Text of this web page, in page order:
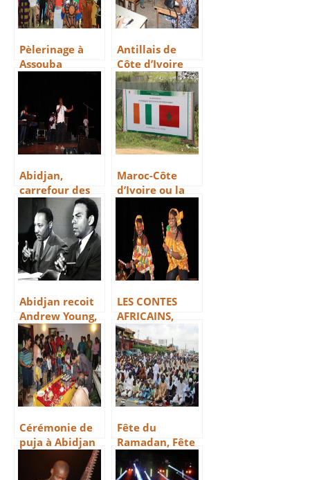
Pèlerinage à
Assouba
Antillais de
Côte d’Ivoire
Abidjan,
carrefour des
cultures
Maroc-Côte
d’Ivoire ou la
coopération
Sud-Sud
Abidjan recoit
Andrew Young,
compagnon de
Martin Luther
King
LES CONTES
AFRICAINS,
TRESOR POUR
L’HUMANITE
Cérémonie de
puja à Abidjan
Fête du
Ramadan, Fête
de la joie, Fête
de la foi